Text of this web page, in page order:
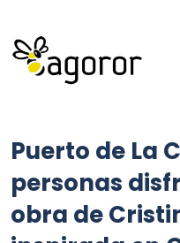
Puerto de La
personas
obra de